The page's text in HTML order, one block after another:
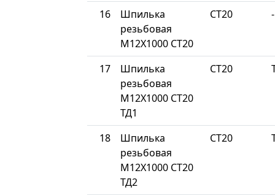
16
Шпилька
резьбовая
М12Х1000 СТ20
СТ20 -
17
Шпилька
резьбовая
М12Х1000 СТ20
ТД1
СТ20
18
Шпилька
резьбовая
М12Х1000 СТ20
ТД2
СТ20